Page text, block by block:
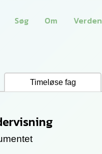
Søg Om Verden
Timeløse fag